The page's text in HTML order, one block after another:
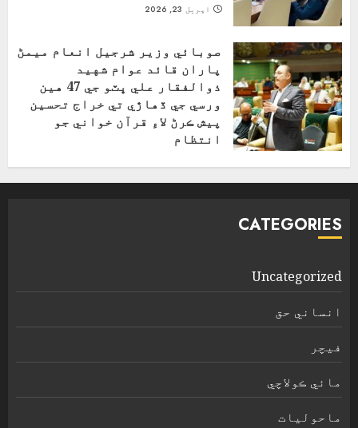
اپریل 23, 2026
صوبائي وزير شرجيل انعام ميمڻ
پاران قائد عوام شهيد
ذوالفقار علي ڀٽو جي 47 هين
ورسي جي ڏهاڙي تي خراج تحسين
پيش ڪرڻ لاءِ قرآن خواني جو
انتظام
CATEGORIES
Uncategorized
انساني حق
فیچر
مائي ڪولاچي
ماحولیات